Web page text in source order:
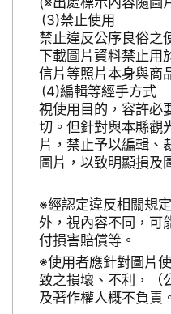
禁止使用
禁止違反公序良俗之
下載圖片資料禁止用
信片等照片本身與商
編輯等經手方式
視使用目的，容許必
切。但針對與本縣觀
片，禁止予以編輯、
圖片，以致明顯損及
※經認定違反相關規
外，視內容不同，可
付損害賠償等。
※使用者應針對圖片
致之損壞、不利，（
及著作權人概不負責